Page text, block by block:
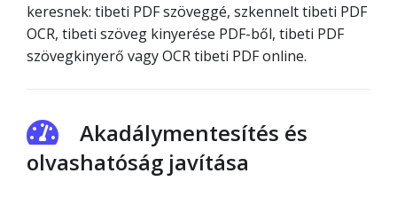
keresnek: tibeti PDF szöveggé, szkennelt tibeti PDF
OCR, tibeti szöveg kinyerése PDF-ből, tibeti PDF
szövegkinyerő vagy OCR tibeti PDF online.
Akadálymentesítés és
olvashatóság javítása